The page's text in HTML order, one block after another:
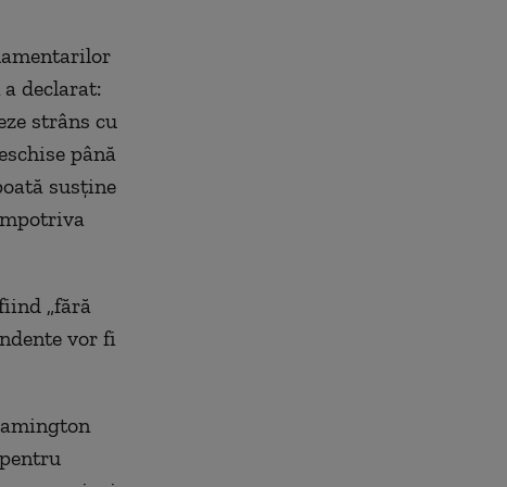
declarat:
strâns cu
până
susţine
„fără
vor fi